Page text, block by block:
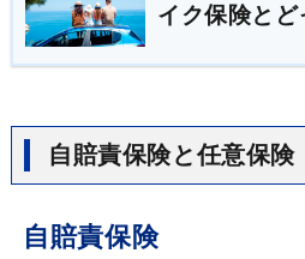
イク保険とど
自賠責保険と任意保険
自賠責保険